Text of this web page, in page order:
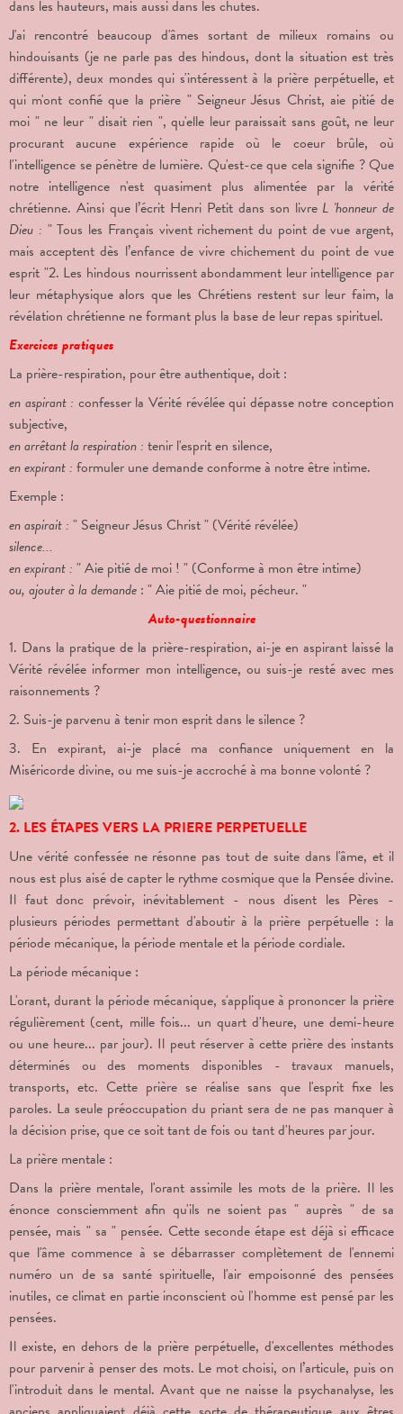
dans les hauteurs, mais aussi dans les chutes.
J'ai rencontré beaucoup d'âmes sortant de milieux romains ou
hindouisants (je ne parle pas des hindous, dont la situation est très
différente), deux mondes qui s'intéressent à la prière perpétuelle, et
qui m'ont confié que la prière " Seigneur Jésus Christ, aie pitié de
moi " ne leur " disait rien ", qu'elle leur paraissait sans goût, ne leur
procurant aucune expérience rapide où le coeur brûle, où
l'intelligence se pénètre de lumière. Qu'est-ce que cela signifie ? Que
notre intelligence n'est quasiment plus alimentée par la vérité
chrétienne. Ainsi que l’écrit Henri Petit dans son livre L 'honneur de
Dieu : " Tous les Français vivent richement du point de vue argent,
mais acceptent dès l’enfance de vivre chichement du point de vue
esprit "2. Les hindous nourrissent abondamment leur intelligence par
leur métaphysique alors que les Chrétiens restent sur leur faim, la
révélation chrétienne ne formant plus la base de leur repas spirituel.
Exercices pratiques
La prière-respiration, pour être authentique, doit :
en aspirant : confesser la Vérité révélée qui dépasse notre conception
subjective,
en arrêtant la respiration : tenir l'esprit en silence,
en expirant : formuler une demande conforme à notre être intime.
Exemple :
en aspirait : " Seigneur Jésus Christ " (Vérité révélée)
silence...
en expirant : " Aie pitié de moi ! " (Conforme à mon être intime)
ou, ajouter à la demande : "Aie pitié de moi, pécheur. "
Auto-questionnaire
1. Dans la pratique de la prière-respiration, ai-je en aspirant laissé la
Vérité révélée informer mon intelligence, ou suis-je resté avec mes
raisonnements ?
2. Suis-je parvenu à tenir mon esprit dans le silence ?
3. En expirant, ai-je placé ma confiance uniquement en la
Miséricorde divine, ou me suis-je accroché à ma bonne volonté ?
2. LES ÉTAPES VERS LA PRIERE PERPETUELLE
Une vérité confessée ne résonne pas tout de suite dans l'âme, et il
nous est plus aisé de capter le rythme cosmique que la Pensée divine.
Il faut donc prévoir, inévitablement - nous disent les Pères -
plusieurs périodes permettant d'aboutir à la prière perpétuelle : la
période mécanique, la période mentale et la période cordiale.
La période mécanique :
L'orant, durant la période mécanique, s'applique à prononcer la prière
régulièrement (cent, mille fois... un quart d'heure, une demi-heure
ou une heure... par jour). Il peut réserver à cette prière des instants
déterminés ou des moments disponibles - travaux manuels,
transports, etc. Cette prière se réalise sans que l'esprit fixe les
paroles. La seule préoccupation du priant sera de ne pas manquer à
la décision prise, que ce soit tant de fois ou tant d'heures par jour.
La prière mentale :
Dans la prière mentale, l'orant assimile les mots de la prière. Il les
énonce consciemment afin qu'ils ne soient pas " auprès " de sa
pensée, mais " sa " pensée. Cette seconde étape est déjà si efficace
que l'âme commence à se débarrasser complètement de l'ennemi
numéro un de sa santé spirituelle, l'air empoisonné des pensées
inutiles, ce climat en partie inconscient où l'homme est pensé par les
pensées.
Il existe, en dehors de la prière perpétuelle, d'excellentes méthodes
pour parvenir à penser des mots. Le mot choisi, on l’articule, puis on
l'introduit dans le mental. Avant que ne naisse la psychanalyse, les